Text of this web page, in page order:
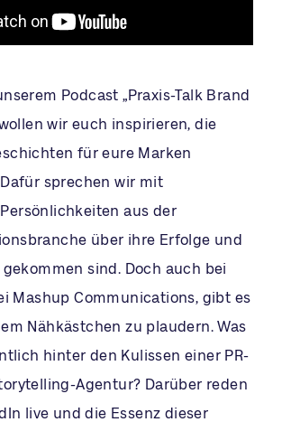
Podcast „Praxis-Talk Brand
wir euch inspirieren, die
für eure Marken
sprechen wir mit
aus der
über ihre Erfolge und
sind. Doch auch bei
Mashup Communications, gibt es
Nähkästchen zu plaudern. Was
hinter den Kulissen einer PR-
Agentur? Darüber reden
live und die Essenz dieser